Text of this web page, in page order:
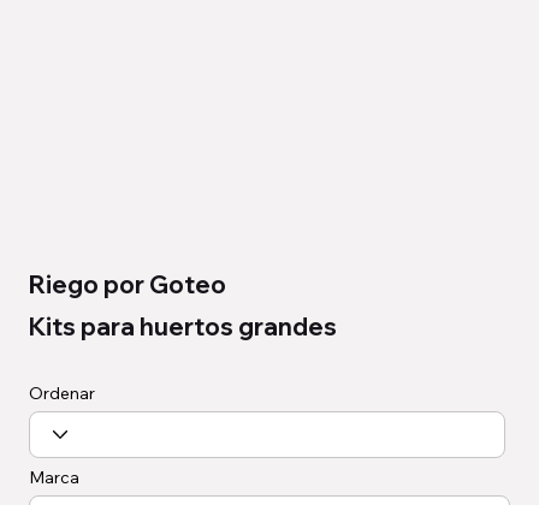
Riego por Goteo
Kits para huertos grandes
Ordenar
Marca